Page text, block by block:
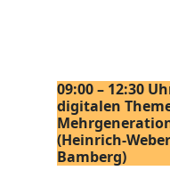
09:00 – 12:30
digitalen
(Heinrich-
Bamberg)